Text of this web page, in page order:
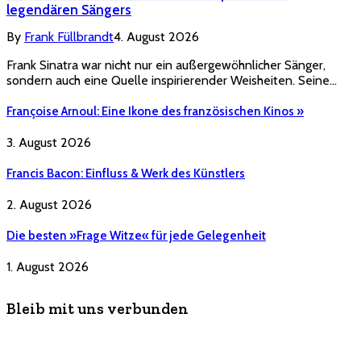
legendären Sängers
By Frank Füllbrandt4. August 2026
Frank Sinatra war nicht nur ein außergewöhnlicher Sänger,
sondern auch eine Quelle inspirierender Weisheiten. Seine…
Françoise Arnoul: Eine Ikone des französischen Kinos »
3. August 2026
Francis Bacon: Einfluss & Werk des Künstlers
2. August 2026
Die besten »Frage Witze« für jede Gelegenheit
1. August 2026
Bleib mit uns verbunden